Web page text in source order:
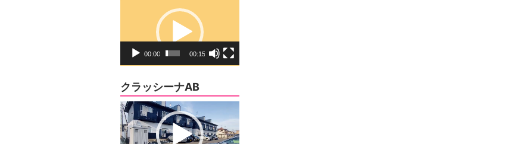
ー
00:00 00:15
クラッシーナAB
動
画
プ